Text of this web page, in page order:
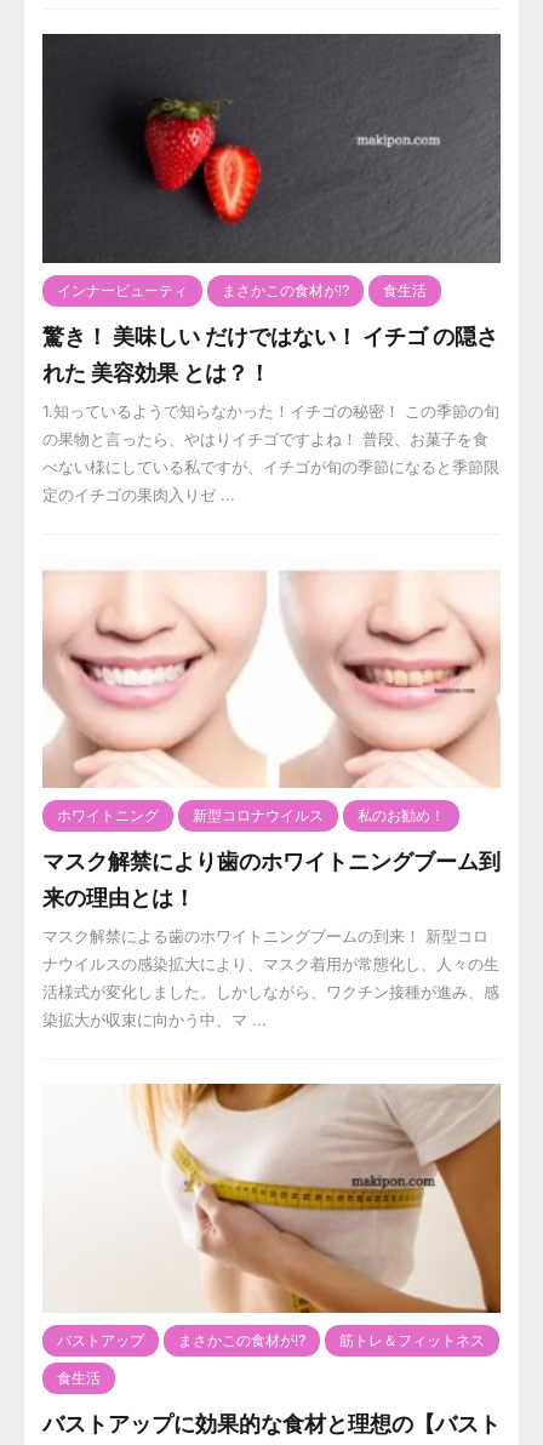
インナービューティ まさかこの食材が⁉️ 食生活
驚き！ 美味しい だけではない！ イチゴ の隠さ
れた 美容効果 とは？！
1.知っているようで知らなかった！イチゴの秘密！ この季節の旬
の果物と言ったら、やはりイチゴですよね！ 普段、お菓子を食
べない様にしている私ですが、イチゴが旬の季節になると季節限
定のイチゴの果肉入りゼ ...
ホワイトニング 新型コロナウイルス 私のお勧め！
マスク解禁により歯のホワイトニングブーム到
来の理由とは！
マスク解禁による歯のホワイトニングブームの到来！ 新型コロ
ナウイルスの感染拡大により、マスク着用が常態化し、人々の生
活様式が変化しました。しかしながら、ワクチン接種が進み、感
染拡大が収束に向かう中、マ ...
バストアップ まさかこの食材が⁉️ 筋トレ＆フィットネス
食生活
バストアップに効果的な食材と理想の【バスト